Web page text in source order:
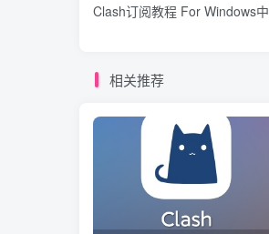
Clash订阅教程 For Windows
相关推荐